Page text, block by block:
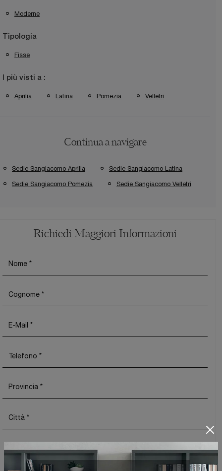
Moderne
Tipologia
Fisse
I più visti a :
Aprilia Latina Pomezia Velletri
Continua a navigare
Sedie Sangiacomo Aprilia Sedie Sangiacomo Latina
Sedie Sangiacomo Pomezia Sedie Sangiacomo Velletri
Richiedi Maggiori Informazioni